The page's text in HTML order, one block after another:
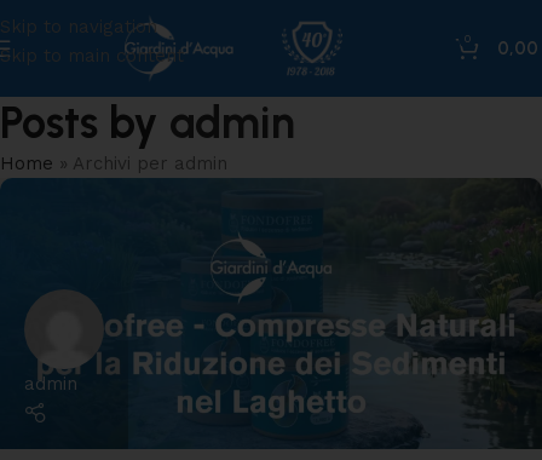
Skip to navigation
Skip to main content
0 0,00
Posts by admin
Home » Archivi per admin
admin